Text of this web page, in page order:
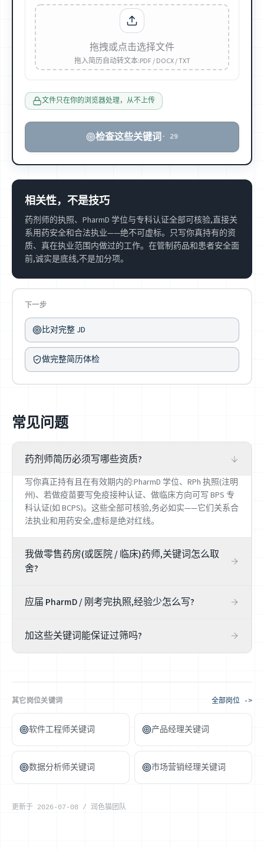
拖拽或点击选择文件
拖入简历自动转文本:PDF / DOCX / TXT
文件只在你的浏览器处理，从不上传
检查这些关键词 · 29
相关性，不是技巧
药剂师的执照、PharmD 学位与专科认证全部可核验,直接关
系用药安全和合法执业——绝不可虚标。只写你真持有的资
质、真在执业范围内做过的工作。在管制药品和患者安全面
前,诚实是底线,不是加分项。
下一步
比对完整 JD
做完整简历体检
常见问题
药剂师简历必须写哪些资质?
写你真正持有且在有效期内的:PharmD 学位、RPh 执照(注明
州)、若做疫苗要写免疫接种认证、做临床方向可写 BPS 专
科认证(如 BCPS)。这些全部可核验,务必如实——它们关系合
法执业和用药安全,虚标是绝对红线。
我做零售药房(或医院 / 临床)药师,关键词怎么取
舍?
咨询、免疫接种、保险理赔;医院 / 临床药师突出 MTM、用
赛道,别把临床关键词硬塞进纯零售经历(反之亦然)。
应届 PharmD / 刚考完执照,经验少怎么写?
执照与认证,以及实习所在的执业类型。不要把督导下完成
的临床决策写成独立承担——如实写实习经历,在用药安全这
加这些关键词能保证过筛吗?
清缺口,但在医疗这行,诚实永远优先于任何「过筛技巧」。
其它岗位关键词 全部岗位 ->
软件工程师关键词 产品经理关键词
数据分析师关键词 市场营销经理关键词
更新于 2026-07-08 / 润色猫团队